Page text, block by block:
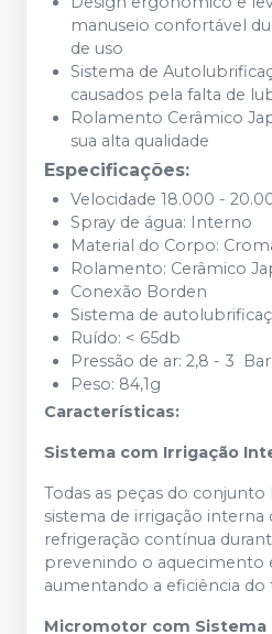
manuseio confortável
de uso
Sistema de
causados pela falta de
Rolamento Cerâmico
sua alta qualidade
Especificações:
Velocidade 18.000 -
Spray de água: Interno
Material do Corpo:
Rolamento: Cerâmico
Conexão Borden
Sistema de
Ruído: < 65db
Pressão de ar: 2,8 - 3 Bar
Peso: 84,1g
Características:
Sistema com Irrigação
Todas as peças do
sistema de irrigação interna
refrigeração contínua
prevenindo o aquecimento
aumentando a eficiência do
Micromotor com Sistema